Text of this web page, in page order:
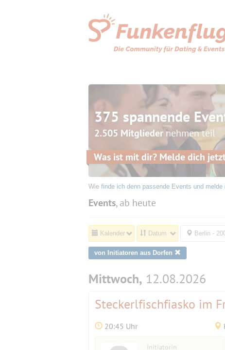
375 spannende
2.505 Mitgliedernehmen teil
Was ist mit dir? Melde dich
Wie finde ich denn passende Events und melde
Events, ab heute
Kalender Datum Berlin -
von Initiatoren aus Dorfen
Mittwoch, 12.08.2026
Steckerlfischfiasko im
20:45 Uhr
Initiatorin